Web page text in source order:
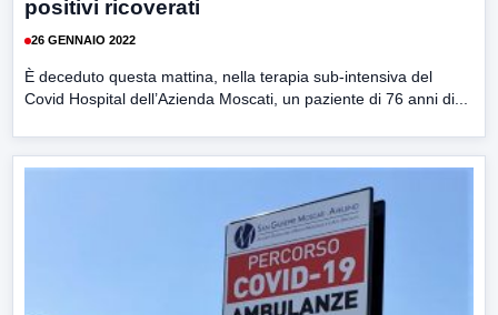
positivi ricoverati
26 GENNAIO 2022
È deceduto questa mattina, nella terapia sub-intensiva del
Covid Hospital dell’Azienda Moscati, un paziente di 76 anni di...